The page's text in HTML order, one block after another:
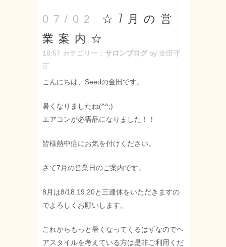
07/02
☆7月の営
業案内☆
18:57 カテゴリー： サロンブログ by 金田守
正
こんにちは、Seedの金田です。
暑くなりましたね(^^;)
エアコンが必需品になりました！！
皆様熱中症にお気を付けください。
さて7月の営業日のご案内です。
8月は8/18.19.20と三連休をいただきますの
でよろしくお願いします。
これからもっと暑くなってくるはずなのでヘ
アスタイルを考えている方は是非ご利用くだ